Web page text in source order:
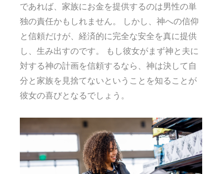
であれば、家族にお金を提供するのは男性の単
独の責任かもしれません。 しかし、神への信仰
と信頼だけが、経済的に完全な安全を真に提供
し、生み出すのです。 もし彼女がまず神と夫に
対する神の計画を信頼するなら、神は決して自
分と家族を見捨てないということを知ることが
彼女の喜びとなるでしょう。